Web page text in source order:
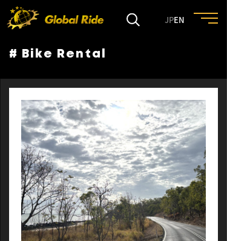
JPEN
FEATURE
EVENT
CULTURE
TRIP&TRAVEL
# Bike Rental